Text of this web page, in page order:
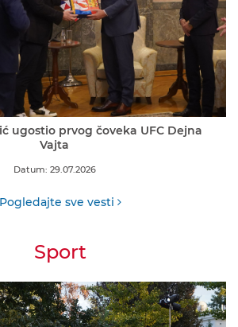
ugostio prvog čoveka UFC Dejna
Vajta
Datum: 29.07.2026
Pogledajte sve vesti
Sport